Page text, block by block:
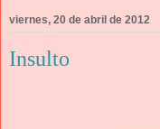
viernes, 20 de abril de 2012
Insulto